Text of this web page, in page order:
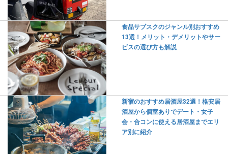
食品サブスクのジャンル別おすすめ
13選！メリット・デメリットやサー
ビスの選び方も解説
新宿のおすすめ居酒屋32選！格安居
酒屋から個室ありでデート・女子
会・合コンに使える居酒屋までエリ
ア別に紹介